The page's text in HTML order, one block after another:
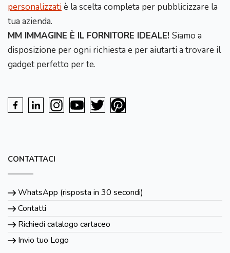
personalizzatiè la scelta completa per pubblicizzare la
tua azienda.
MM IMMAGINE È IL FORNITORE IDEALE! Siamo a
disposizione per ogni richiesta e per aiutarti a trovare il
gadget perfetto per te.
CONTATTACI
WhatsApp (risposta in 30 secondi)
Contatti
Richiedi catalogo cartaceo
Invio tuo Logo